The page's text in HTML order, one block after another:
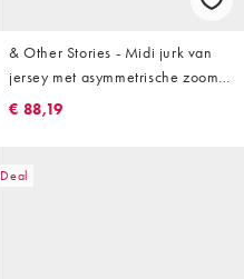
& Other Stories - Midi jurk van
jersey met asymmetrische zoom
en rimpeleffect in
€ 88,19
Deal